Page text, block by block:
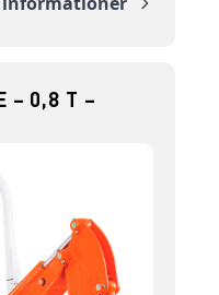
– 0,8 T –